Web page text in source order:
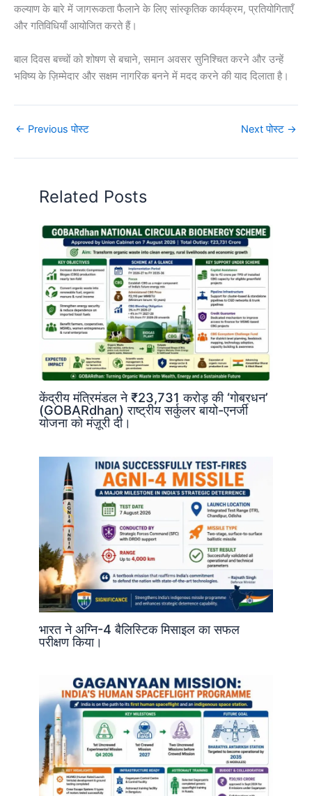
कल्याण के बारे में जागरूकता फैलाने के लिए सांस्कृतिक कार्यक्रम, प्रतियोगिताएँ
और गतिविधियाँ आयोजित करते हैं।
बाल दिवस बच्चों को शोषण से बचाने, समान अवसर सुनिश्चित करने और उन्हें
भविष्य के ज़िम्मेदार और सक्षम नागरिक बनने में मदद करने की याद दिलाता है।
← Previous पोस्ट Next पोस्ट →
Related Posts
केंद्रीय मंत्रिमंडल ने ₹23,731 करोड़ की ‘गोबरधन’
(GOBARdhan) राष्ट्रीय सर्कुलर बायो-एनर्जी
योजना को मंज़ूरी दी।
भारत ने अग्नि-4 बैलिस्टिक मिसाइल का सफल
परीक्षण किया।